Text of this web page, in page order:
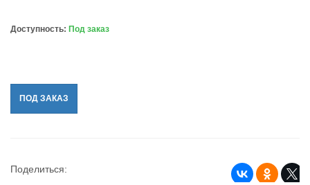
Доступность: Под заказ
ПОД ЗАКАЗ
Поделиться: